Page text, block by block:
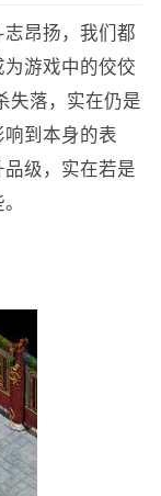
昂扬，我们都
游戏中的佼佼
失落，实在仍是
到本身的表
级，实在若是